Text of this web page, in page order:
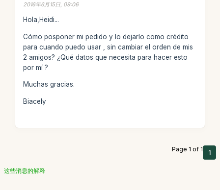
2016年6月15日, 09:06
Hola,Heidi...
Cómo posponer mi pedido y lo dejarlo como crédito
para cuando puedo usar , sin cambiar el orden de mis
2 amigos? ¿Qué datos que necesita para hacer esto
por mí ?
Muchas gracias.
Biacely
Page 1 of 1 1
这些消息的解释